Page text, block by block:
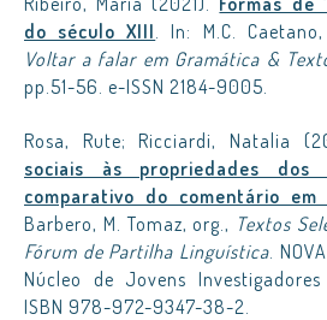
do século XIII. In: M.C.
Voltar a falar em Gramática &
pp.51-56. e-ISSN 2184-9005.
Rosa, Rute; Ricciardi, Natalia
sociais às propriedades
comparativo do comentário em
Barbero, M. Tomaz, org., Textos
Fórum de Partilha Linguística.
Núcleo de Jovens Investigadores
ISBN 978-972-9347-38-2.